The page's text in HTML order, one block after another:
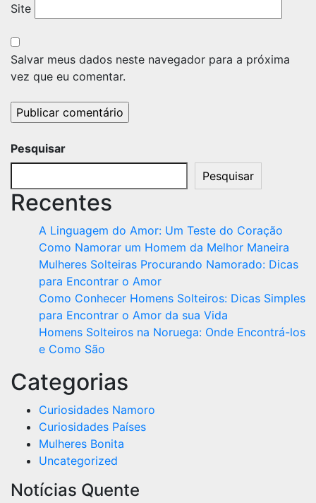
Site
Salvar meus dados neste navegador para a próxima
vez que eu comentar.
Pesquisar
Pesquisar
Recentes
A Linguagem do Amor: Um Teste do Coração
Como Namorar um Homem da Melhor Maneira
Mulheres Solteiras Procurando Namorado: Dicas
para Encontrar o Amor
Como Conhecer Homens Solteiros: Dicas Simples
para Encontrar o Amor da sua Vida
Homens Solteiros na Noruega: Onde Encontrá-los
e Como São
Categorias
Curiosidades Namoro
Curiosidades Países
Mulheres Bonita
Uncategorized
Notícias Quente